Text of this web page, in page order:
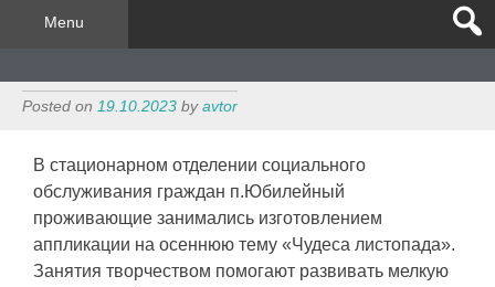
Menu
Posted on 19.10.2023 byavtor
В стационарном отделении социального
обслуживания граждан п.Юбилейный
проживающие занимались изготовлением
аппликации на осеннюю тему «Чудеса листопада».
Занятия творчеством помогают развивать мелкую